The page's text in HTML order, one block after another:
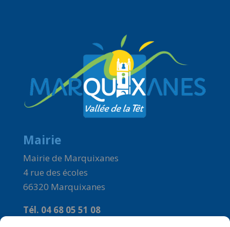
Mairie
Mairie de Marquixanes
4 rue des écoles
66320 Marquixanes
Tél. 04 68 05 51 08